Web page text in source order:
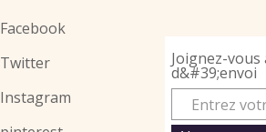
Facebook
Twitter
Instagram
Joignez-
d&#39;envoi